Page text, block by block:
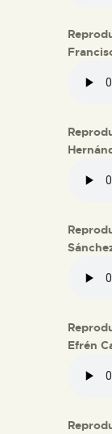
Efrén